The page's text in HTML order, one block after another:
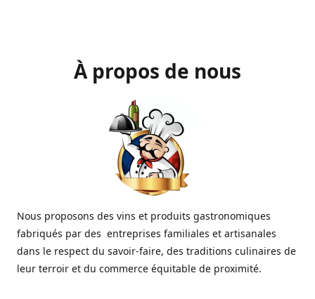
À propos de nous
Nous proposons des vins et produits gastronomiques
fabriqués par des entreprises familiales et artisanales
dans le respect du savoir-faire, des traditions culinaires de
leur terroir et du commerce équitable de proximité.